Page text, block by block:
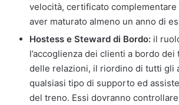
velocità, certificato complementare
aver maturato almeno un anno di
Hostess e Steward di Bordo: il
l’accoglienza dei clienti a bordo
delle relazioni, il riordino di tutti gli
qualsiasi tipo di supporto ed
del treno. Essi dovranno